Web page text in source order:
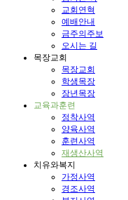
교회연혁
예배안내
금주의주보
오시는 길
목장교회
목장교회
학생목장
장년목장
교육과훈련
정착사역
양육사역
훈련사역
재생산사역
치유와복지
가정사역
경조사역